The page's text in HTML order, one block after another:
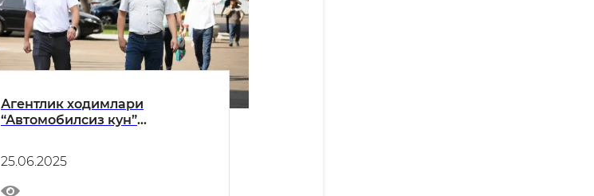
Агентлик ходимлари
“Автомобилсиз кун”
25.06.2025